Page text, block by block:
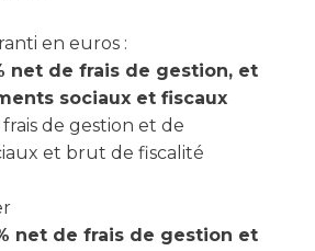
en euros :
net de frais de gestion, et
sociaux et fiscaux
de gestion et de
et brut de fiscalité
net de frais de gestion et